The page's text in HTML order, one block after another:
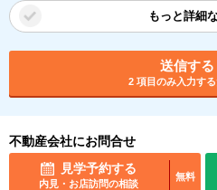
もっと詳細
送信する
2 項目のみ入力する
不動産会社にお問合せ
見学予約する
内見・お店訪問の相談
無料